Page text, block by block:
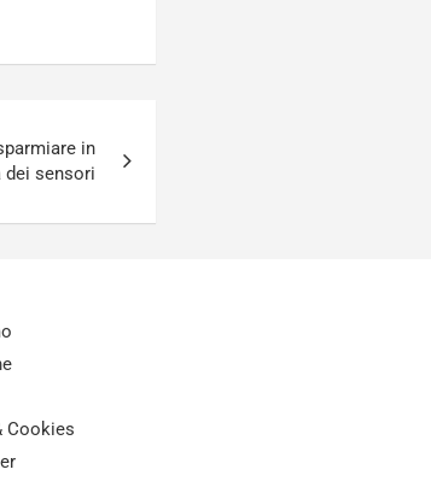
in
dei sensori
Cookies